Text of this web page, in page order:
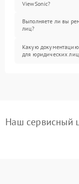
ViewSonic?
Выполняете ли вы
лиц?
Какую документацию
для юридических
Наш сервисный